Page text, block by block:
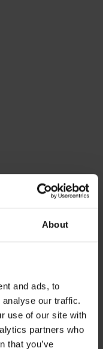
About
and ads, to
our traffic.
use of our site with
partners who
that you’ve